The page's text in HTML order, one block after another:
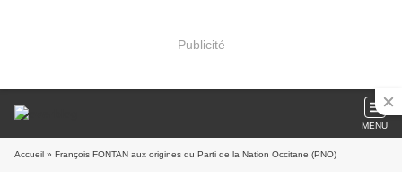
Publicité
MENU
Accueil » François FONTAN aux origines du Parti de la Nation Occitane (PNO)